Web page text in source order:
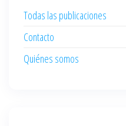
Todas las publicaciones
Contacto
Quiénes somos